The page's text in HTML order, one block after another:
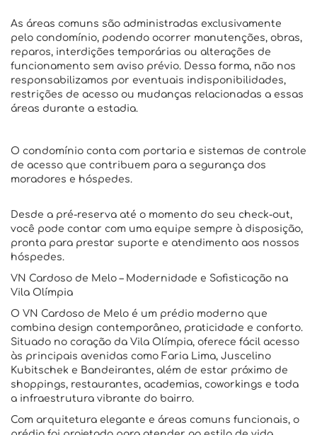
As áreas comuns são administradas exclusivamente
pelo condomínio, podendo ocorrer manutenções, obras,
reparos, interdições temporárias ou alterações de
funcionamento sem aviso prévio. Dessa forma, não nos
responsabilizamos por eventuais indisponibilidades,
restrições de acesso ou mudanças relacionadas a essas
áreas durante a estadia.
O condomínio conta com portaria e sistemas de controle
de acesso que contribuem para a segurança dos
moradores e hóspedes.
Desde a pré-reserva até o momento do seu check-out,
você pode contar com uma equipe sempre à disposição,
pronta para prestar suporte e atendimento aos nossos
hóspedes.
VN Cardoso de Melo – Modernidade e Sofisticação na
Vila Olímpia
O VN Cardoso de Melo é um prédio moderno que
combina design contemporâneo, praticidade e conforto.
Situado no coração da Vila Olímpia, oferece fácil acesso
às principais avenidas como Faria Lima, Juscelino
Kubitschek e Bandeirantes, além de estar próximo de
shoppings, restaurantes, academias, coworkings e toda
a infraestrutura vibrante do bairro.
Com arquitetura elegante e áreas comuns funcionais, o